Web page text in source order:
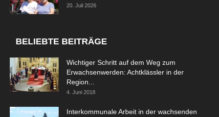
20. Juli 2026
BELIEBTE BEITRÄGE
Wichtiger Schritt auf dem Weg zum
Erwachsenwerden: Achtklässler in der
Region...
4. Juni 2018
Interkommunale Arbeit in der wachsenden